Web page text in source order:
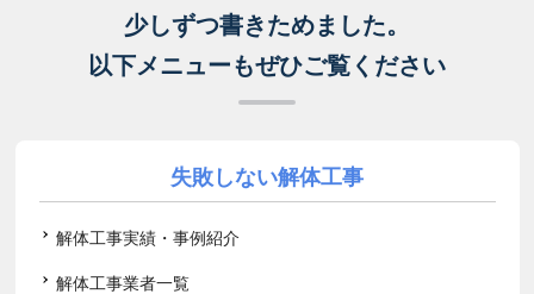
少しずつ書きためました。
以下メニューもぜひご覧ください
失敗しない解体工事
解体工事実績・事例紹介
解体工事業者一覧